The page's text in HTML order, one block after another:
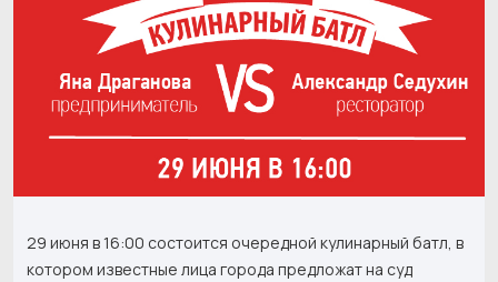
29 июня в 16:00 состоится очередной кулинарный батл, в
котором известные лица города предложат на суд